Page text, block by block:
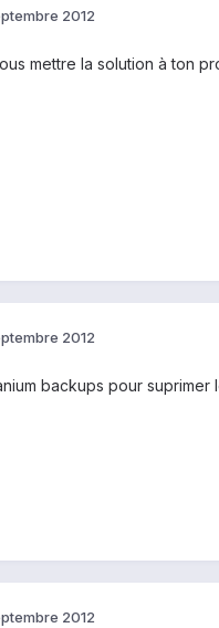
2012
mettre la solution à ton
2012
backups pour
2012